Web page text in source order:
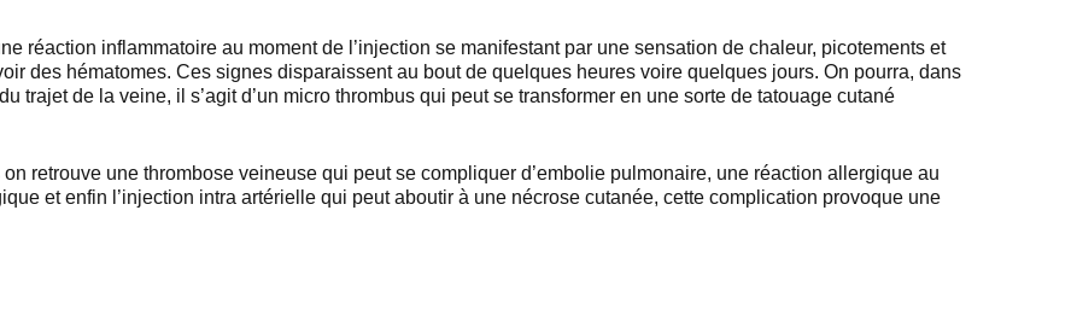
réaction inflammatoire au moment de l’injection se manifestant par une sensation de chaleur, picotements et
des hématomes. Ces signes disparaissent au bout de quelques heures voire quelques jours. On pourra, dans
trajet de la veine, il s’agit d’un micro thrombus qui peut se transformer en une sorte de tatouage cutané
retrouve une thrombose veineuse qui peut se compliquer d’embolie pulmonaire, une réaction allergique au
et enfin l’injection intra artérielle qui peut aboutir à une nécrose cutanée, cette complication provoque une